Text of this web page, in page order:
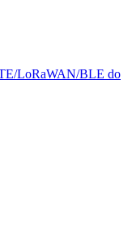
LoRaWAN/BLE do